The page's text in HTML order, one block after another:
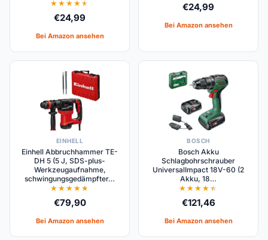
€24,99
Bei Amazon ansehen
€24,99
Bei Amazon ansehen
EINHELL
Einhell Abbruchhammer TE-
DH 5 (5 J, SDS-plus-
Werkzeugaufnahme,
schwingungsgedämpfter…
€79,90
Bei Amazon ansehen
BOSCH
Bosch Akku
Schlagbohrschrauber
UniversalImpact 18V-60 (2
Akku, 18…
€121,46
Bei Amazon ansehen